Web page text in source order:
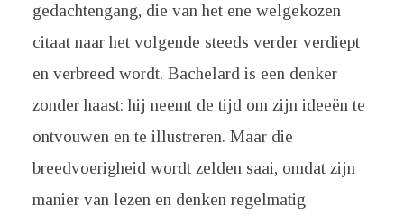
gedachtengang, die van het ene welgekozen
citaat naar het volgende steeds verder verdiept
en verbreed wordt. Bachelard is een denker
zonder haast: hij neemt de tijd om zijn ideeën te
ontvouwen en te illustreren. Maar die
breedvoerigheid wordt zelden saai, omdat zijn
manier van lezen en denken regelmatig